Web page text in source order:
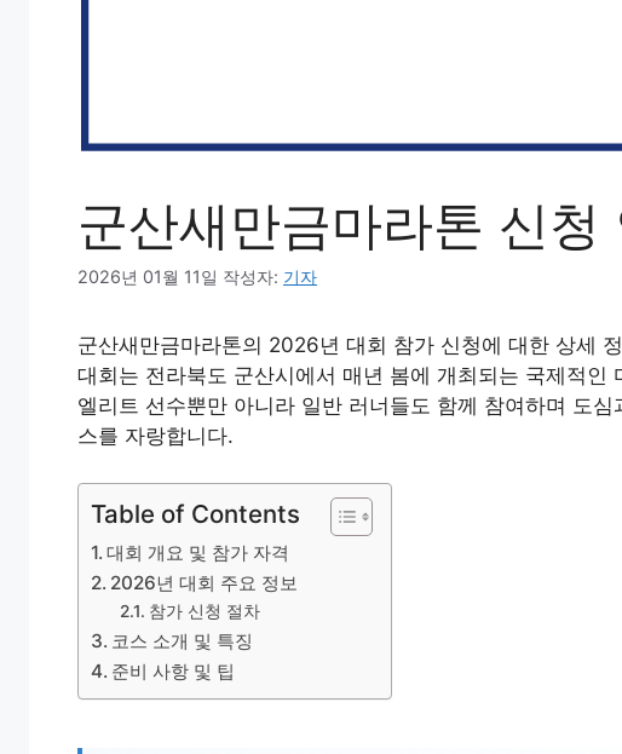
군산새만금마라톤 신청
2026년 01월 11일 작성자: 기자
군산새만금마라톤의 2026년 대회 참가 신청에 대한 상세
대회는 전라북도 군산시에서 매년 봄에 개최되는 국제적인
엘리트 선수뿐만 아니라 일반 러너들도 함께 참여하며 도심
스를 자랑합니다.
Table of Contents
대회 개요 및 참가 자격
2026년 대회 주요 정보
참가 신청 절차
코스 소개 및 특징
준비 사항 및 팁